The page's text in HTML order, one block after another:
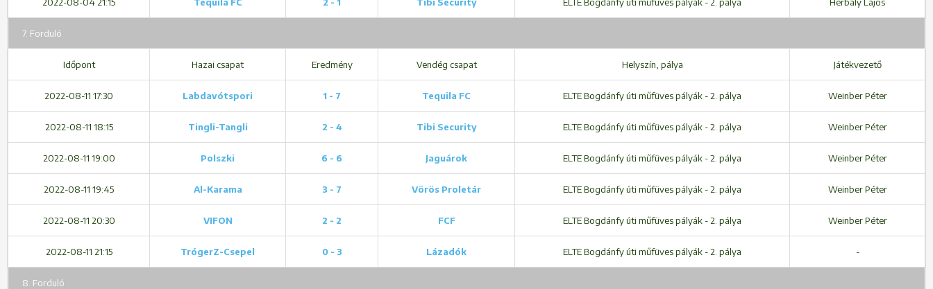
7. Forduló
Időpont Hazai csapat Eredmény Vendég csapat Helyszín, pálya Játékvezető
2022-08-11 17:30 Labdavótspori 1 - 7 Tequila FC ELTE Bogdánfy úti műfüves pályák - 2. pálya Weinber Péter
2022-08-11 18:15 Tingli-Tangli 2 - 4 Tibi Security ELTE Bogdánfy úti műfüves pályák - 2. pálya Weinber Péter
2022-08-11 19:00 Polszki 6 - 6 Jaguárok ELTE Bogdánfy úti műfüves pályák - 2. pálya Weinber Péter
2022-08-11 19:45 Al-Karama 3 - 7 Vörös Proletár ELTE Bogdánfy úti műfüves pályák - 2. pálya Weinber Péter
2022-08-11 20:30 VIFON 2 - 2 FCF ELTE Bogdánfy úti műfüves pályák - 2. pálya Weinber Péter
2022-08-11 21:15 TrógerZ-Csepel 0 - 3 Lázadók ELTE Bogdánfy úti műfüves pályák - 2. pálya -
8. Forduló